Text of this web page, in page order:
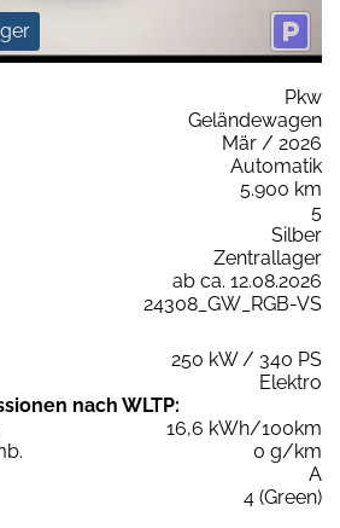
Pkw
Geländewagen
Mär / 2026
Automatik
5.900 km
5
Silber
Zentrallager
ab ca. 12.08.2026
24308_GW_RGB-VS
250 kW / 340 PS
Elektro
nach WLTP:
16,6 kWh/100km
0 g/km
A
4 (Green)